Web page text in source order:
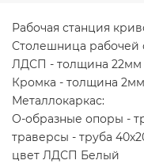
Рабочая станция
Столешница рабочей
ЛДСП - толщина 22мм
Кромка - толщина 2мм
Металлокаркас:
О-образные опоры -
траверсы - труба
цвет ЛДСП Белый